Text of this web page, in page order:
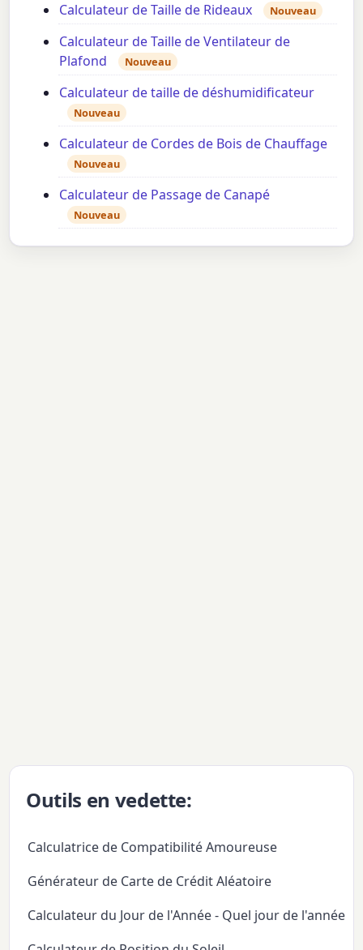
Calculateur de Taille de Rideaux Nouveau
Calculateur de Taille de Ventilateur de
Plafond
Nouveau
Calculateur de taille de déshumidificateur
Nouveau
Calculateur de Cordes de Bois de Chauffage
Nouveau
Calculateur de Passage de Canapé
Nouveau
Outils en vedette:
Calculatrice de Compatibilité Amoureuse
Générateur de Carte de Crédit Aléatoire
Calculateur du Jour de l'Année - Quel jour de l'année